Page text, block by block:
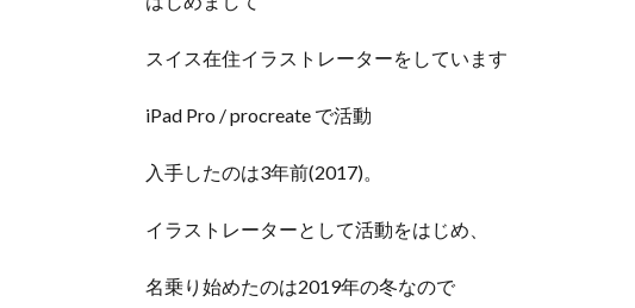
スイス在住イラストレーターをしています
iPad Pro / procreate で活動
入手したのは3年前(2017)。
イラストレーターとして活動をはじめ、
名乗り始めたのは2019年の冬なので